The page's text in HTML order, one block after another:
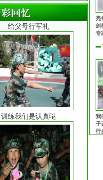
训练我们是认真哒
吃蛋糕咯
亮
剑
专
志
队
我
子
行